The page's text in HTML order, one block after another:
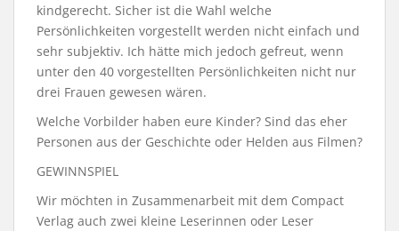
kindgerecht. Sicher ist die Wahl welche
Persönlichkeiten vorgestellt werden nicht einfach und
sehr subjektiv. Ich hätte mich jedoch gefreut, wenn
unter den 40 vorgestellten Persönlichkeiten nicht nur
drei Frauen gewesen wären.
Welche Vorbilder haben eure Kinder? Sind das eher
Personen aus der Geschichte oder Helden aus Filmen?
GEWINNSPIEL
Wir möchten in Zusammenarbeit mit dem Compact
Verlag auch zwei kleine Leserinnen oder Leser